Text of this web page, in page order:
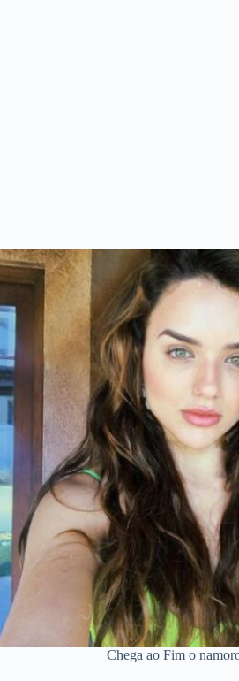
Chega ao Fim o